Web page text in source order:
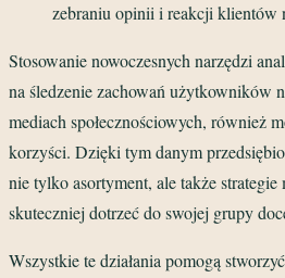
zebraniu opinii i reakcji klientów
Stosowanie nowoczesnych narzędzi
na śledzenie zachowań użytkowników
mediach społecznościowych, również
korzyści. Dzięki tym danym
nie tylko asortyment, ale także
skuteczniej dotrzeć do swojej grupy
Wszystkie te działania pomogą